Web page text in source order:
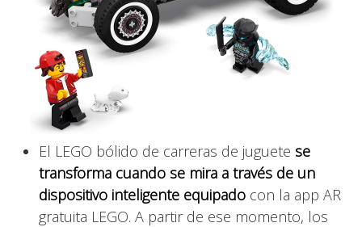
El LEGO bólido de carreras de juguete se
transforma cuando se mira a través de un
dispositivo inteligente equipado con la app AR
gratuita LEGO. A partir de ese momento, los